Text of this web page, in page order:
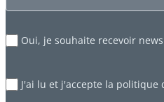
Oui, je souhaite recevoir
J'ai lu et j'accepte la politique